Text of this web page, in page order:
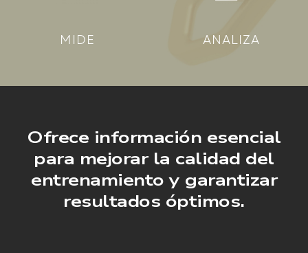
MIDE ANALIZA
Ofrece información esencial
para mejorar la calidad del
entrenamiento y garantizar
resultados óptimos.